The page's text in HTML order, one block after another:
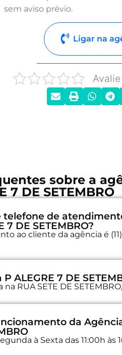
sem aviso prévio.
Ligar na
sobre a
7 DE SETEMBRO
telefone de
7 DE SETEMBRO?
ao cliente da agência é
ALEGRE 7 DE
RUA SETE DE
da
à Sexta das 11:00h às